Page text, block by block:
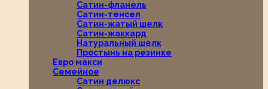
Сатин-фланель
Сатин-тенсел
Сатин-жатый шелк
Сатин-жаккард
Натуральный шелк
Простынь на резинке
Евро макси
Семейное
Сатин делюкс